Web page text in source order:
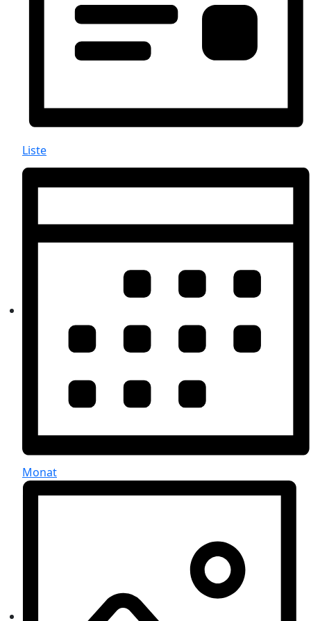
Liste
Monat